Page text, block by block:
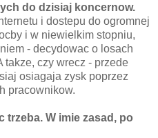
do dzisiaj koncernow.
i dostepu do ogromnej
i w niewielkim stopniu,
- decydowac o losach
takze, czy wrecz - przede
osiagaja zysk poprzez
pracownikow.
trzeba. W imie zasad, po